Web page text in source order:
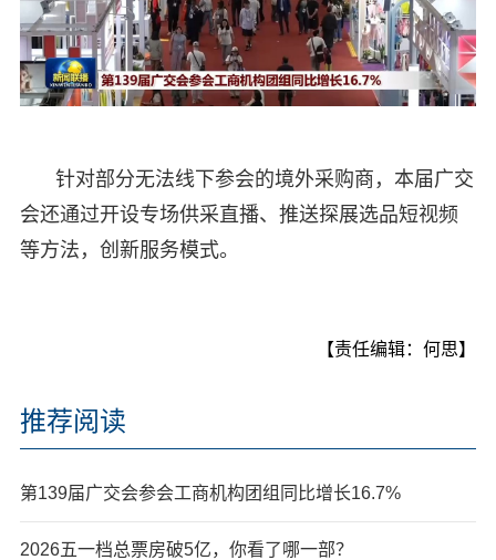
针对部分无法线下参会的境外采购商，本届广交
会还通过开设专场供采直播、推送探展选品短视频
等方法，创新服务模式。
【责任编辑：何思】
推荐阅读
第139届广交会参会工商机构团组同比增长16.7%
2026五一档总票房破5亿，你看了哪一部？